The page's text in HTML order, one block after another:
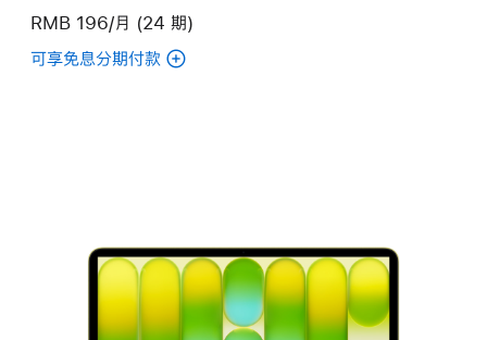
RMB 196/月 (24 期)
可享免息分期付款 (翻
芯
片)
柑